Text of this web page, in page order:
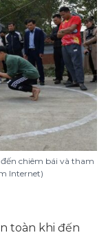
chiêm bái và tham
Internet)
toàn khi đến